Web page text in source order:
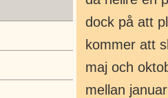
dock på att
kommer att
maj och
mellan